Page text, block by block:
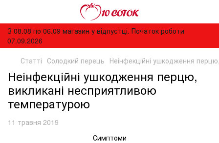
З 08.08 по 06.09 магазин у відпустці. Початок роботи
07.09.2026
Статті Солодкий перець Неінфекційні ушкодження
Неінфекційні ушкодження перцю,
викликані несприятливою
температурою
11 травня 2019
Симптоми